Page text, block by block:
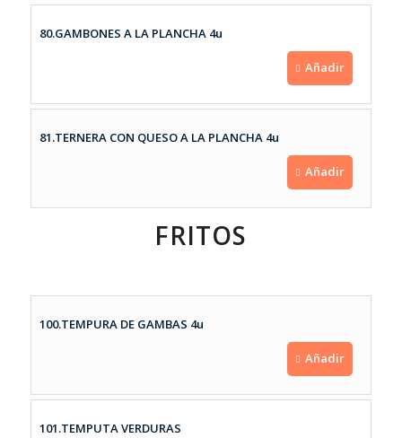
80.GAMBONES A LA PLANCHA 4u
Añadir
81.TERNERA CON QUESO A LA PLANCHA 4u
Añadir
FRITOS
100.TEMPURA DE GAMBAS 4u
Añadir
101.TEMPUTA VERDURAS